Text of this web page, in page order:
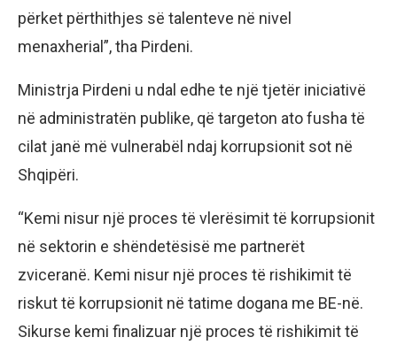
përket përthithjes së talenteve në nivel
menaxherial”, tha Pirdeni.
Ministrja Pirdeni u ndal edhe te një tjetër iniciativë
në administratën publike, që targeton ato fusha të
cilat janë më vulnerabël ndaj korrupsionit sot në
Shqipëri.
“Kemi nisur një proces të vlerësimit të korrupsionit
në sektorin e shëndetësisë me partnerët
zviceranë. Kemi nisur një proces të rishikimit të
riskut të korrupsionit në tatime dogana me BE-në.
Sikurse kemi finalizuar një proces të rishikimit të